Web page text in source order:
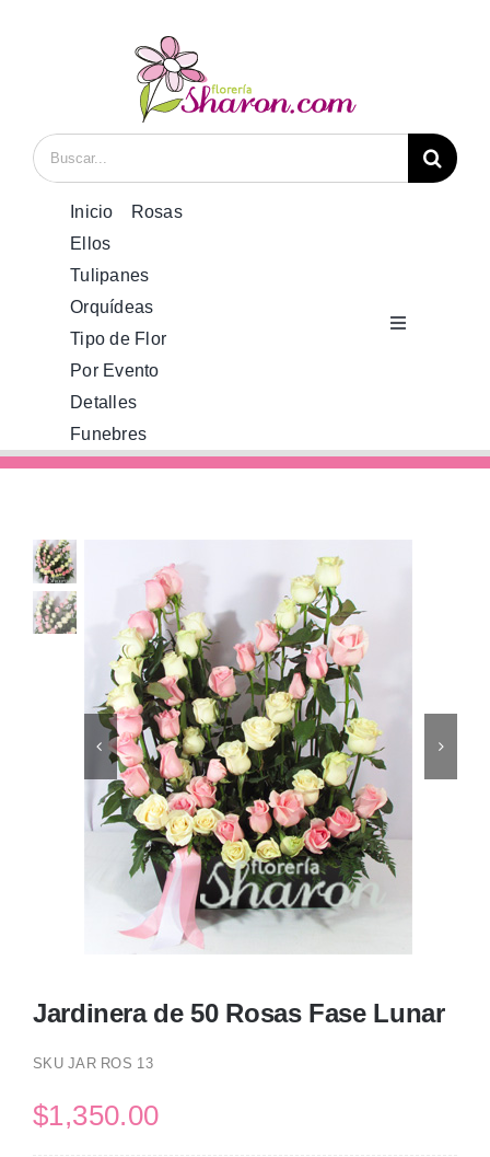
Buscar:
Toggle
Rosas
Tulipanes
Orquídeas
Tipo de Flor
Por Evento
Inicio
Rosas
Ellos
Tulipanes
Orquídeas
Tipo de Flor
Por Evento
Detalles
Funebres
Jardinera de 50 Rosas Fase Lunar
SKUJAR ROS 13
$1,350.00